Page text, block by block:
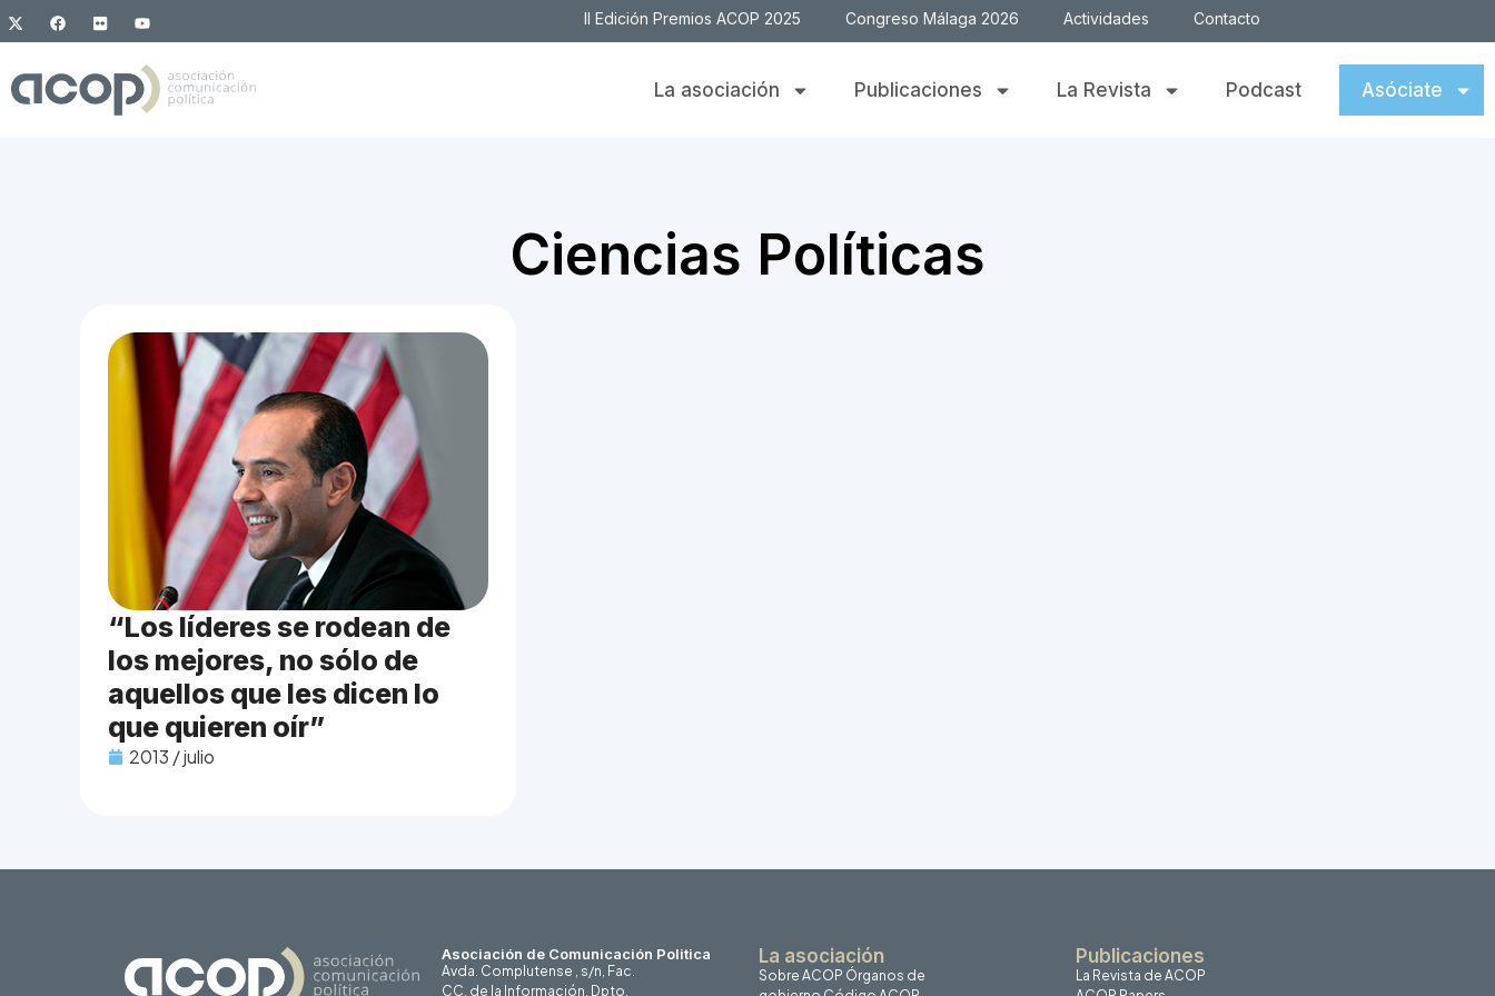
II Edición Premios ACOP 2025 Congreso Málaga 2026 Actividades Contacto
La asociación Publicaciones La Revista Podcast Asóciate
Ciencias Políticas
“Los líderes se rodean de
los mejores, no sólo de
aquellos que les dicen lo
que quieren oír”
2013 / julio
Asociación de Comunicación Politica
Avda. Complutense , s/n, Fac.
CC. de la Información, Dpto.
La asociación
Sobre ACOP Órganos de
Publicaciones
La Revista de ACOP